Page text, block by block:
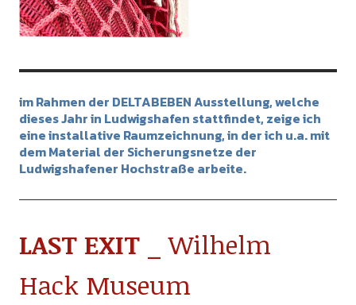
im Rahmen der DELTABEBEN Ausstellung, welche
dieses Jahr in Ludwigshafen stattfindet, zeige ich
eine installative Raumzeichnung, in der ich u.a. mit
dem Material der Sicherungsnetze der
Ludwigshafener Hochstraße arbeite.
LAST EXIT _Wilhelm
Hack Museum